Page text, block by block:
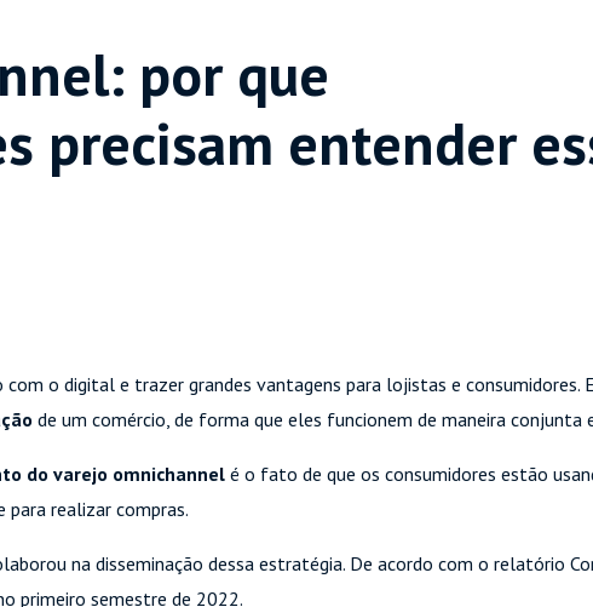
por que
precisam entender
com o digital e trazer grandes vantagens para lojistas e consumidores.
de um comércio, de forma que eles funcionem de maneira conjunta
do varejo omnichannelé o fato de que os consumidores estão
realizar compras.
na disseminação dessa estratégia. De acordo com o relatório
primeiro semestre de 2022.